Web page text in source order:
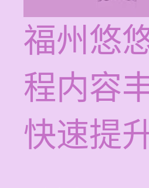
福州悠
程内容
快速提